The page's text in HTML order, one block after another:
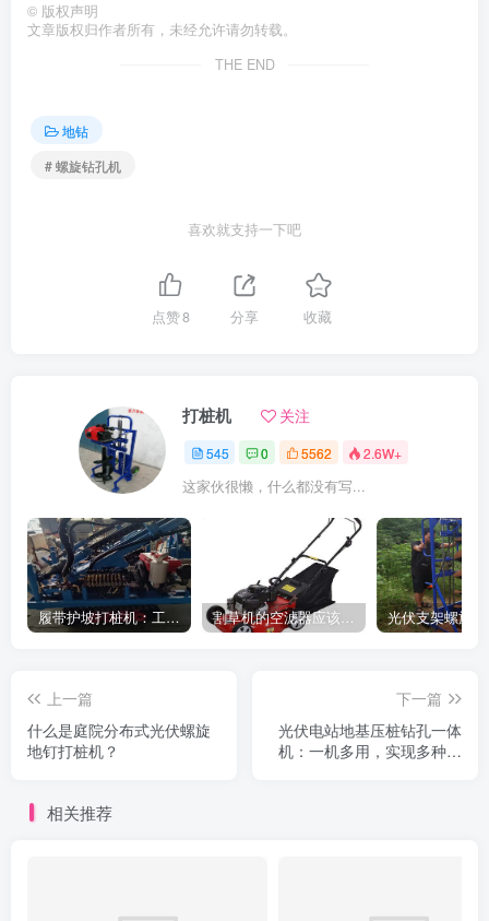
© 版权声明
文章版权归作者所有，未经允许请勿转载。
THE END
地钻
# 螺旋钻孔机
喜欢就支持一下吧
点赞8 分享 收藏
打桩机 关注
545 0 5562 2.6W+
这家伙很懒，什么都没有写...
履带护坡打桩机：工地施工利器 割草机的空滤器应该怎么清洁
上一篇
什么是庭院分布式光伏螺旋
地钉打桩机？
下一篇
光伏电站地基压桩钻孔一体
机：一机多用，实现多种施
相关推荐